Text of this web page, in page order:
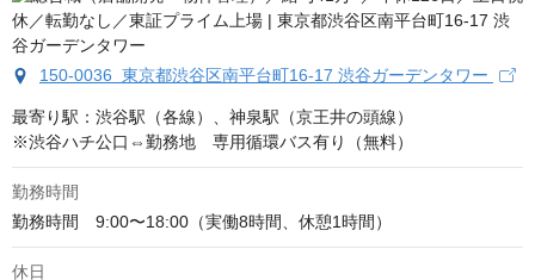
150-0036 東京都渋谷区南平台町16-17 渋谷ガーデンタワー
最寄り駅：渋谷駅（各線）、神泉駅（京王井の頭線）
※渋谷ハチ公口⇔勤務地　専用循環バス有り（無料）
勤務時間
勤務時間　9:00〜18:00（実働8時間、休憩1時間）
休日